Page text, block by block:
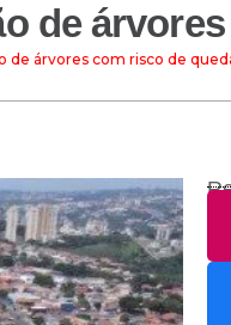
de
de árvores com risco de